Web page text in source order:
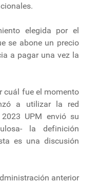
elegida por el
se abone un precio
a pagar una vez la
cuál fue el momento
a utilizar la red
UPM envió su
la definición
es una discusión
anterior